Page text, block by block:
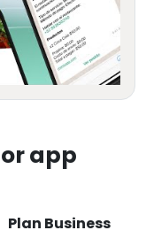
app
Plan Business